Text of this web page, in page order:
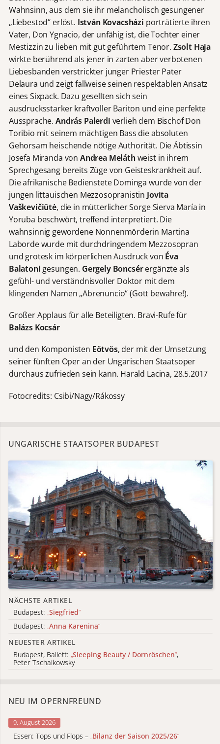
Wahnsinn, aus dem sie ihr melancholisch gesungener
„Liebestod“ erlöst. István Kovacsházi porträtierte ihren
Vater, Don Ygnacio, der unfähig ist, die Tochter einer
Mestizzin zu lieben mit gut geführtem Tenor. Zsolt Haja
wirkte berührend als jener in zarten aber verbotenen
Liebesbanden verstrickter junger Priester Pater
Delaura und zeigt fallweise seinen respektablen Ansatz
eines Sixpack. Dazu gesellten sich sein
ausdrucksstarker kraftvoller Bariton und eine perfekte
Aussprache. András Palerdi verlieh dem Bischof Don
Toribio mit seinem mächtigen Bass die absoluten
Gehorsam heischende nötige Authorität. Die Äbtissin
Josefa Miranda von Andrea Meláthweist in ihrem
Sprechgesang bereits Züge von Geisteskrankheit auf.
Die afrikanische Bedienstete Dominga wurde von der
jungen littauischen Mezzosopranistin Jovita
Vaškevičiūtė, die in mütterlicher Sorge Sierva María in
Yoruba beschwört, treffend interpretiert. Die
wahnsinnig gewordene Nonnenmörderin Martina
Laborde wurde mit durchdringendem Mezzosopran
und grotesk im körperlichen Ausdruck von Éva
Balatoni gesungen. Gergely Boncsérergänzte als
gefühl- und verständnisvoller Doktor mit dem
klingenden Namen „Abrenuncio“ (Gott bewahre!).
Großer Applaus für alle Beteiligten. Bravi-Rufe für
Balázs Kocsár
und den Komponisten Eötvös, der mit der Umsetzung
seiner fünften Oper an der Ungarischen Staatsoper
durchaus zufrieden sein kann. Harald Lacina, 28.5.2017
Fotocredits: Csibi/Nagy/Rákossy
UNGARISCHE STAATSOPER BUDAPEST
NÄCHSTE ARTIKEL
Budapest: „Siegfried“
Budapest: „Anna Karenina“
NEUESTER ARTIKEL
Budapest, Ballett: „Sleeping Beauty / Dornröschen“,
Peter Tschaikowsky
NEU IM OPERNFREUND
9. August 2026
Essen: Tops und Flops – „Bilanz der Saison 2025/26“